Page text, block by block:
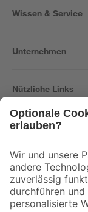
Wissen & Service
Unternehmen
Nützliche Links
Der toom Newsletter:
Zur Newsletter